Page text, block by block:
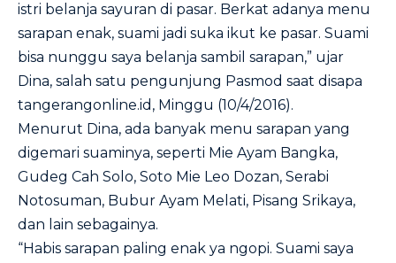
istri belanja sayuran di pasar. Berkat adanya menu
sarapan enak, suami jadi suka ikut ke pasar. Suami
bisa nunggu saya belanja sambil sarapan,” ujar
Dina, salah satu pengunjung Pasmod saat disapa
tangerangonline.id, Minggu (10/4/2016).
Menurut Dina, ada banyak menu sarapan yang
digemari suaminya, seperti Mie Ayam Bangka,
Gudeg Cah Solo, Soto Mie Leo Dozan, Serabi
Notosuman, Bubur Ayam Melati, Pisang Srikaya,
dan lain sebagainya.
“Habis sarapan paling enak ya ngopi. Suami saya